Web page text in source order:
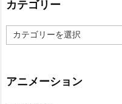
カテゴリー
テ
ー
アニメーション